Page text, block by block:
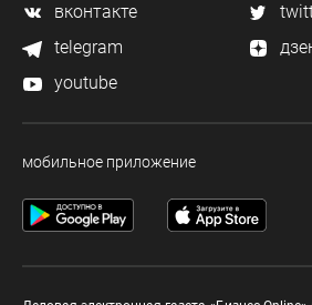
вконтакте
telegram
youtube
мобильное приложение